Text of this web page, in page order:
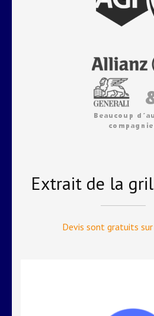
Extrait de la
Devis sont gratuits